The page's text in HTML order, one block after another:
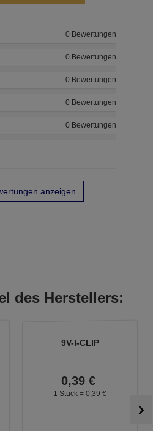
0 Bewertungen
0 Bewertungen
0 Bewertungen
0 Bewertungen
0 Bewertungen
anzeigen
des Herstellers:
9V-I-CLIP
0,39 €
1 Stück = 0, 39 €